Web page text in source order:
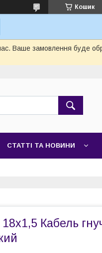
Кошик
Ваше замовлення буде
СТАТТІ ТА НОВИНИ
Кабель